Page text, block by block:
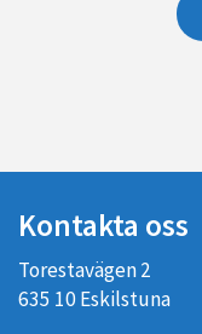
Kontakta oss
Torestavägen 2
635 10 Eskilstuna